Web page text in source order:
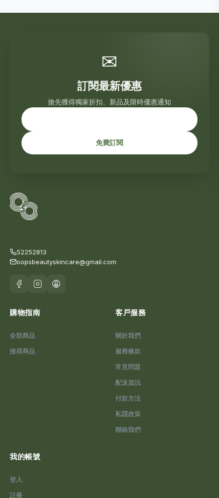
✉
訂閱最新優惠
搶先獲得獨家折扣、新品及限時優惠通知
免費訂閱
52252813
oopsbeautyskincare@gmail.com
購物指南
全部商品
搜尋商品
客戶服務
關於我們
服務條款
常見問題
配送資訊
付款方法
私隱政策
聯絡我們
我的帳號
登入
註冊